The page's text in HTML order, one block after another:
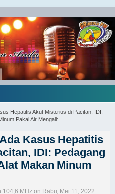
Hepatitis Akut Misterius di Pacitan, IDI:
Pakai Air Mengalir
Kasus Hepatitis
IDI: Pedagang
Makan Minum
MHz on Rabu, Mei 11, 2022